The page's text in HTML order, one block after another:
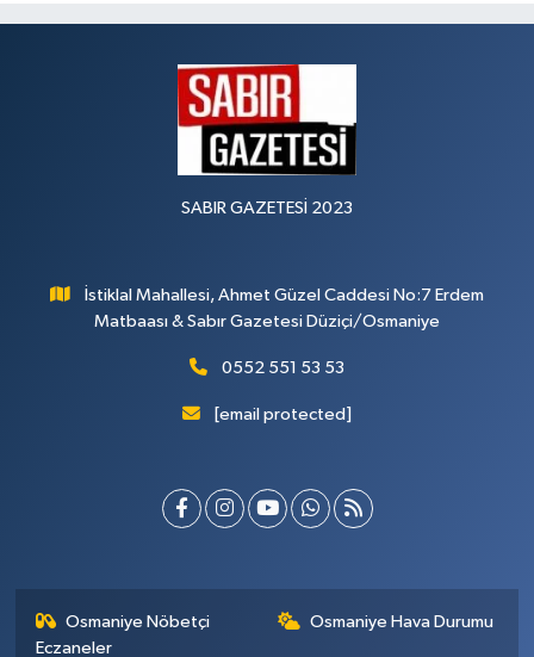
SABIR GAZETESİ 2023
İstiklal Mahallesi, Ahmet Güzel Caddesi No:7 Erdem
Matbaası & Sabır Gazetesi Düziçi/Osmaniye
0552 551 53 53
[email protected]
Osmaniye Nöbetçi
Eczaneler
Osmaniye Hava Durumu